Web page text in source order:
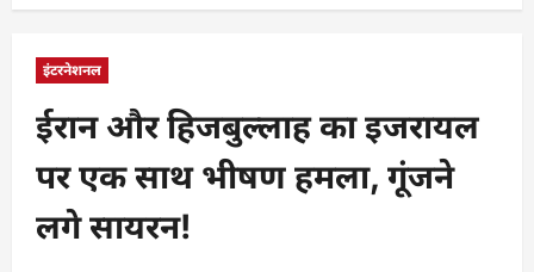
इंटरनेशनल
ईरान और हिजबुल्लाह का इजरायल
पर एक साथ भीषण हमला, गूंजने
लगे सायरन!